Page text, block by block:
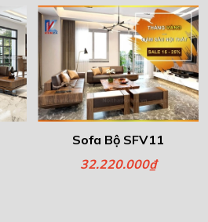
Sofa Bộ SFV11
32.220.000₫